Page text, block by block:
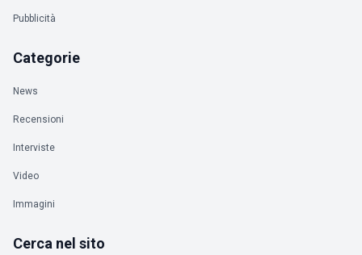
Pubblicità
Categorie
News
Recensioni
Interviste
Video
Immagini
Cerca nel sito